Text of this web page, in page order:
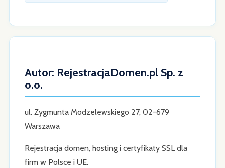
Autor: RejestracjaDomen.pl Sp. z
o.o.
ul. Zygmunta Modzelewskiego 27, 02-679
Warszawa
Rejestracja domen, hosting i certyfikaty SSL dla
firm w Polsce i UE.